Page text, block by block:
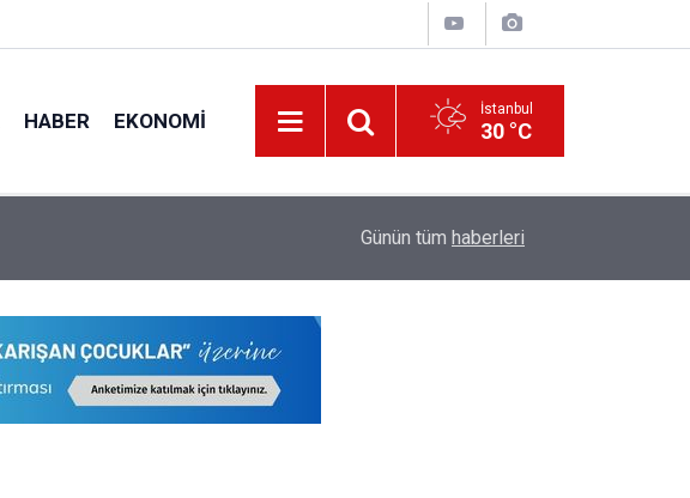
HABER EKONOMI İstanbul
30 °C
Erciyes Üniversitesi KPSS Puanıyla 204 Adet
Günün tüm haberleri